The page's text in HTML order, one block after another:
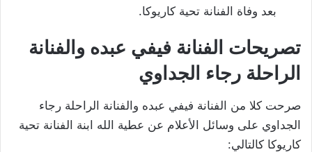
بعد وفاة الفنانة تحية كاريوكا.
تصريحات الفنانة فيفي عبده والفنانة
الراحلة رجاء الجداوي
صرحت كلا من الفنانة فيفي عبده والفنانة الراحلة رجاء
الجداوي على وسائل الأعلام عن عطية الله ابنة الفنانة تحية
كاريوكا كالتالي: